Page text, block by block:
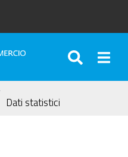
Dati statistici